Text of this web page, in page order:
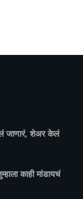
जाणारं, शेअर केलं
काही मांडायचं